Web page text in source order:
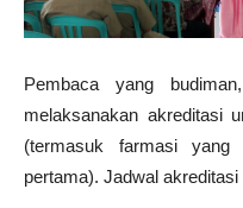
Pembaca yang
melaksanakan akreditasi
(termasuk farmasi yang
pertama). Jadwal